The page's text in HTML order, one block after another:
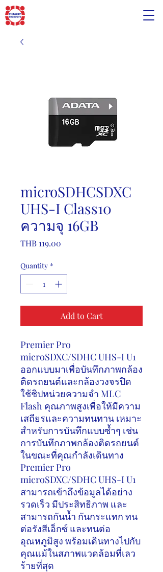
microSDHCSDXC
UHS-I Class10
ความจุ 16GB
THB 119.00
Quantity *
Add to Cart
Premier Pro
microSDXC/SDHC UHS-I U1
ออกแบบมาเพื่อบันทึกภาพกล้อง
ติดรถยนต์และกล้องวงจรปิด
ใช้ชิปหน่วยความจำ MLC
Flash คุณภาพสูงเพื่อให้มีความ
เสถียรและความทนทาน เหมาะ
สำหรับการบันทึกแบบซ้ำๆ เช่น
การบันทึกภาพกล้องติดรถยนต์
ในขณะที่คุณกำลังเดินทาง
Premier Pro
microSDXC/SDHC UHS-I U1
สามารถเข้าถึงข้อมูลได้อย่าง
รวดเร็ว มีประสิทธิภาพ และ
สามารถกันน้ำ กันกระแทก ทน
ต่อรังสีเอ็กซ์ และทนต่อ
อุณหภูมิสูง พร้อมเดินทางไปกับ
คุณแม้ในสภาพแวดล้อมที่เลว
ร้ายที่สุด